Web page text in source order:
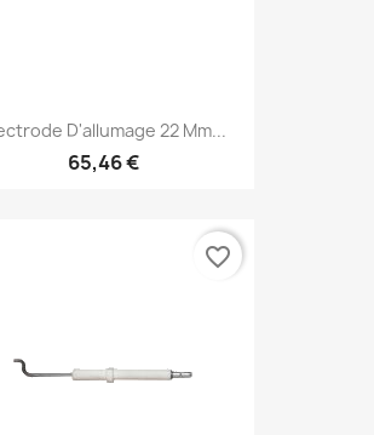
D'allumage 22 Mm...
65,46 €
favorite_border